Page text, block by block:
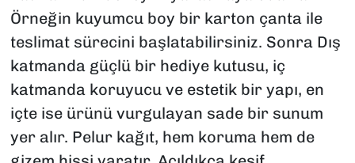
Örneğin kuyumcu boy bir karton çanta ile
teslimat sürecini başlatabilirsiniz. Sonra Dış
katmanda güçlü bir hediye kutusu, iç
katmanda koruyucu ve estetik bir yapı, en
içte ise ürünü vurgulayan sade bir sunum
yer alır. Pelur kağıt, hem koruma hem de